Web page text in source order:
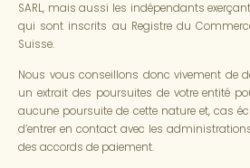
SARL, mais aussi les indépendants
qui sont inscrits au Registre du
Suisse.
Nous vous conseillons donc vivement de
un extrait des poursuites de votre entité
aucune poursuite de cette nature et, cas
d’entrer en contact avec les
des accords de paiement.